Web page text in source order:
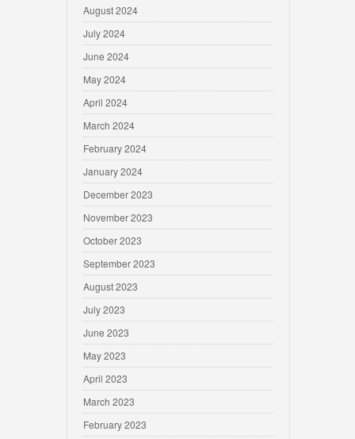
August 2024
July 2024
June 2024
May 2024
April 2024
March 2024
February 2024
January 2024
December 2023
November 2023
October 2023
September 2023
August 2023
July 2023
June 2023
May 2023
April 2023
March 2023
February 2023